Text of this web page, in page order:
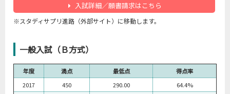
入試詳細／願書請求はこちら
※スタディサプリ進路（外部サイト）に移動します。
一般入試（Ｂ方式）
年度 満点 最低点
得点率
2017
450 290.00
64.4%